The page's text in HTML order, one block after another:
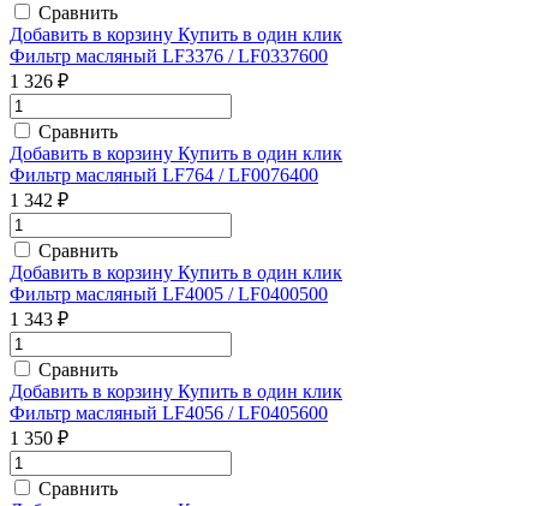
Сравнить
Добавить в корзину Купить в один клик
Фильтр масляный LF3376 / LF0337600
1 326 ₽
Сравнить
Добавить в корзину Купить в один клик
Фильтр масляный LF764 / LF0076400
1 342 ₽
Сравнить
Добавить в корзину Купить в один клик
Фильтр масляный LF4005 / LF0400500
1 343 ₽
Сравнить
Добавить в корзину Купить в один клик
Фильтр масляный LF4056 / LF0405600
1 350 ₽
Сравнить